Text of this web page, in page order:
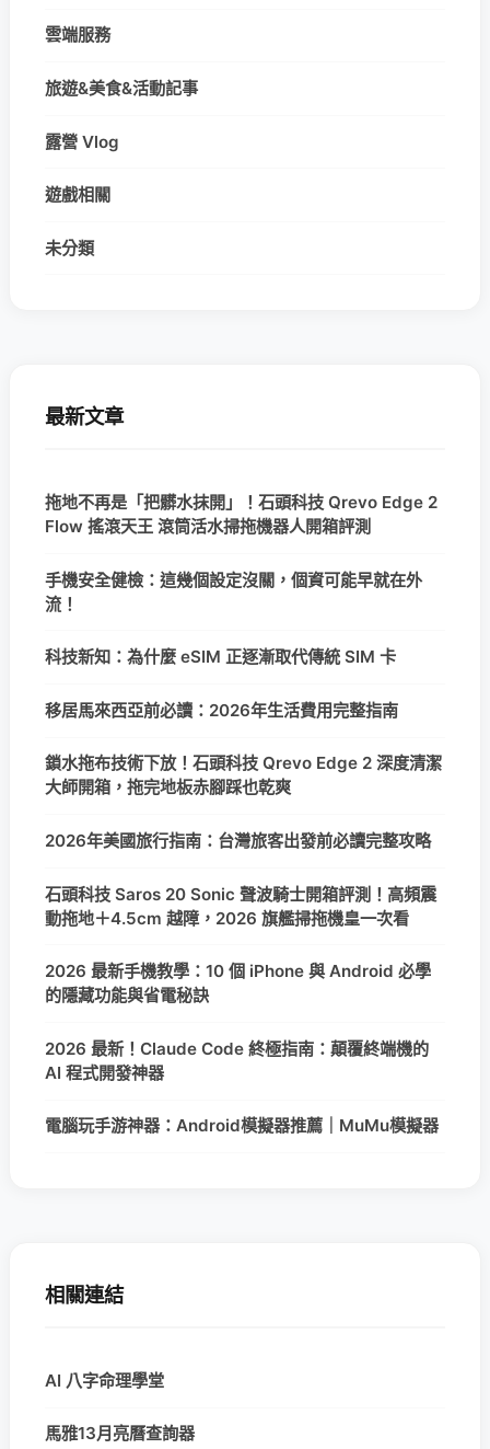
雲端服務
旅遊&美食&活動記事
露營 Vlog
遊戲相關
未分類
最新文章
拖地不再是「把髒水抹開」！石頭科技 Qrevo Edge 2
Flow 搖滾天王 滾筒活水掃拖機器人開箱評測
手機安全健檢：這幾個設定沒關，個資可能早就在外
流！
科技新知：為什麼 eSIM 正逐漸取代傳統 SIM 卡
移居馬來西亞前必讀：2026年生活費用完整指南
鎖水拖布技術下放！石頭科技 Qrevo Edge 2 深度清潔
大師開箱，拖完地板赤腳踩也乾爽
2026年美國旅行指南：台灣旅客出發前必讀完整攻略
石頭科技 Saros 20 Sonic 聲波騎士開箱評測！高頻震
動拖地＋4.5cm 越障，2026 旗艦掃拖機皇一次看
2026 最新手機教學：10 個 iPhone 與 Android 必學
的隱藏功能與省電秘訣
2026 最新！Claude Code 終極指南：顛覆終端機的
AI 程式開發神器
電腦玩手游神器：Android模擬器推薦｜MuMu模擬器
相關連結
AI 八字命理學堂
馬雅13月亮曆查詢器